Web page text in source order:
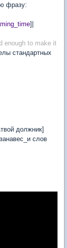
фразу:
]|
enough to make it
стандартных
должник]
слов